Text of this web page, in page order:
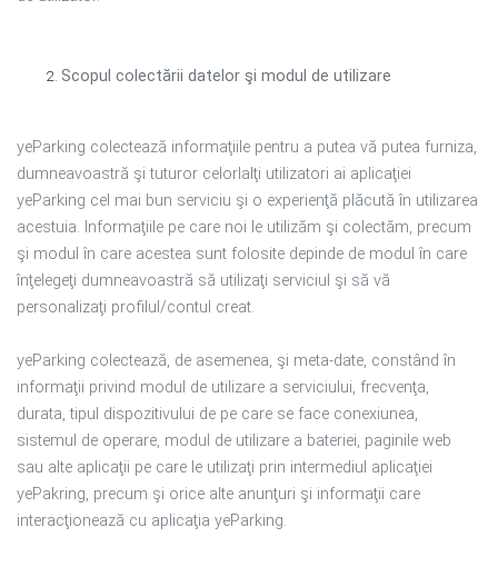
Scopul colectării datelor şi modul de utilizare
yeParking colectează informaţiile pentru a putea vă putea furniza,
dumneavoastră şi tuturor celorlalţi utilizatori ai aplicaţiei
yeParking cel mai bun serviciu şi o experienţă plăcută în utilizarea
acestuia. Informaţiile pe care noi le utilizăm şi colectăm, precum
şi modul în care acestea sunt folosite depinde de modul în care
înţelegeţi dumneavoastră să utilizaţi serviciul şi să vă
personalizaţi profilul/contul creat.
yeParking colectează, de asemenea, şi meta-date, constând în
informaţii privind modul de utilizare a serviciului, frecvenţa,
durata, tipul dispozitivului de pe care se face conexiunea,
sistemul de operare, modul de utilizare a bateriei, paginile web
sau alte aplicaţii pe care le utilizaţi prin intermediul aplicaţiei
yePakring, precum şi orice alte anunţuri şi informaţii care
interacţionează cu aplicaţia yeParking.